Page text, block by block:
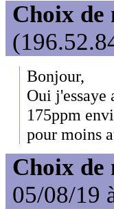
Choix de
Bonjour,
Oui j'essaye
175ppm
pour moins
Choix de
05/08/19